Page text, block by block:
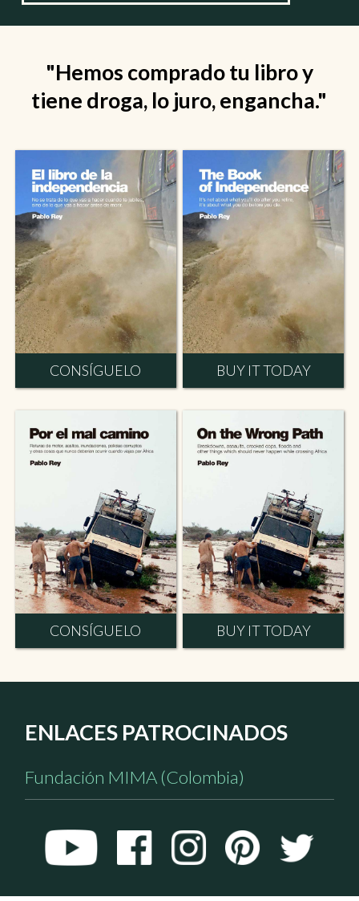
"I've been reading your stories
for 2 hours and can't stop."
CONSÍGUELO BUY IT TODAY
CONSÍGUELO BUY IT TODAY
ENLACES PATROCINADOS
Fundación MIMA (Colombia)